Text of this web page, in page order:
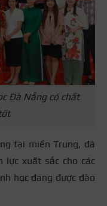
Đà Nẵng có chất
tại miền Trung, đã
lực xuất sắc cho các
học đang được đào